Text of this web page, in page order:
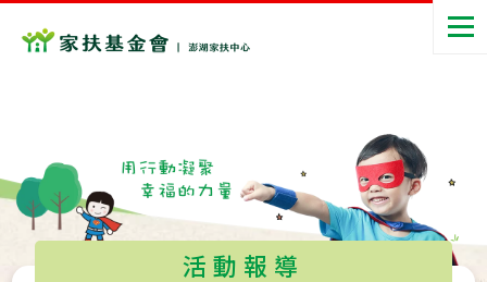
活動報導